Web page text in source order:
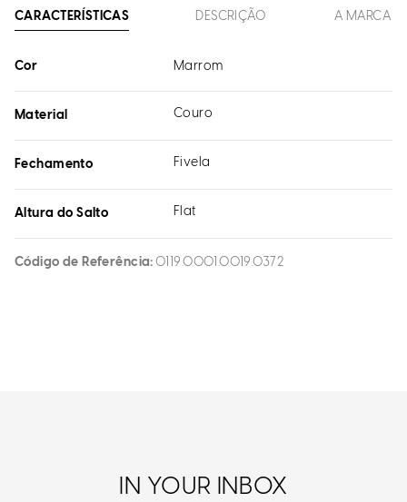
CARACTERÍSTICAS DESCRIÇÃO A MARCA
Cor Marrom
Material Couro
Fechamento Fivela
Altura do Salto Flat
Código de Referência 0119.0001.0019.0372
IN YOUR INBOX